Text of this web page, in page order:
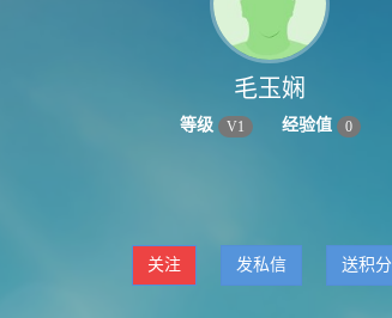
毛玉娴
等级 V1 经验值 0
关注 发私信 送积分